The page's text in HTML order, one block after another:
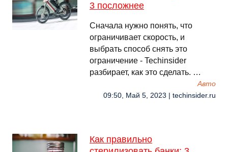
3 посложнее
Сначала нужно понять, что
ограничивает скорость, и
выбрать способ снять это
ограничение - Techinsider
разбирает, как это сделать. …
Авто
09:50, Май 5, 2023 | techinsider.ru
Как правильно